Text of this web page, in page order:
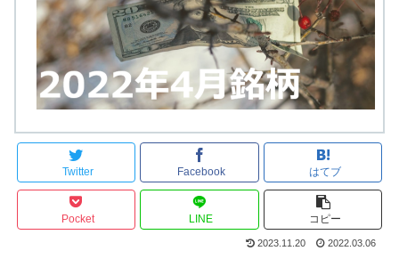
Twitter Facebook はてブ
Pocket LINE コピー
2023.11.20 2022.03.06